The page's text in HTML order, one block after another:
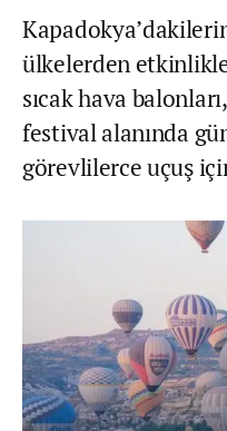
ülkelerden
sıcak hava
festival alanında
görevlilerce uçuş